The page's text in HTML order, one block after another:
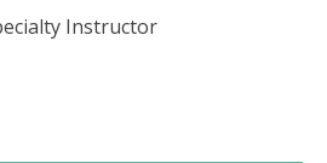
Instructor